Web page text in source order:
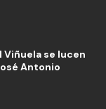
Viñuela se lucen
Antonio